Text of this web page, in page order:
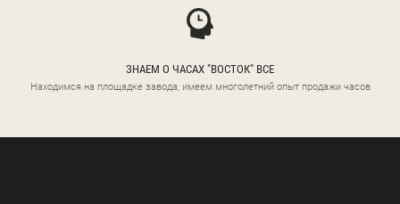
ЗНАЕМ О ЧАСАХ "ВОСТОК" ВСЕ
Находимся на площадке завода, имеем многолетний опыт продажи часов